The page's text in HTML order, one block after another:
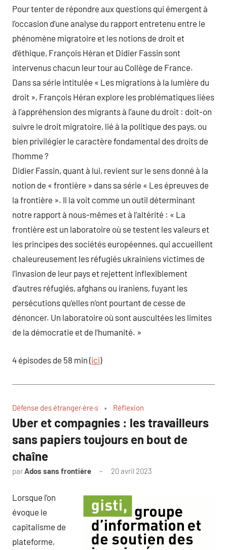
Pour tenter de répondre aux questions qui émergent à
l’occasion d’une analyse du rapport entretenu entre le
phénomène migratoire et les notions de droit et
d’éthique, François Héran et Didier Fassin sont
intervenus chacun leur tour au Collège de France.
Dans sa série intitulée « Les migrations à la lumière du
droit », François Héran explore les problématiques liées
à l’appréhension des migrants à l’aune du droit : doit-on
suivre le droit migratoire, lié à la politique des pays, ou
bien privilégier le caractère fondamental des droits de
l’homme ?
Didier Fassin, quant à lui, revient sur le sens donné à la
notion de « frontière » dans sa série « Les épreuves de
la frontière ». Il la voit comme un outil déterminant
notre rapport à nous-mêmes et à l’altérité : « La
frontière est un laboratoire où se testent les valeurs et
les principes des sociétés européennes, qui accueillent
chaleureusement les réfugiés ukrainiens victimes de
l’invasion de leur pays et rejettent inflexiblement
d’autres réfugiés, afghans ou iraniens, fuyant les
persécutions qu’elles n’ont pourtant de cesse de
dénoncer. Un laboratoire où sont auscultées les limites
de la démocratie et de l’humanité. »
4 épisodes de 58 min (ici)
Défense des étranger·ère·s Réflexion
Uber et compagnies : les travailleurs
sans papiers toujours en bout de
chaîne
parAdos sans frontière 20 avril 2023
Lorsque l’on
évoque le
capitalisme de
plateforme,